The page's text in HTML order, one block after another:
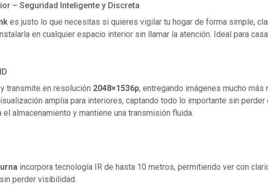
– Seguridad Inteligente y Discreta
es justo lo que necesitas si quieres vigilar tu hogar de forma simple,
en cualquier espacio interior sin llamar la atención. Ideal para
transmite en resolución 2048×1536p, entregando imágenes mucho más
amplia para interiores, captando todo lo importante sin perder
almacenamiento y mantiene una transmisión fluida.
incorpora tecnología IR de hasta 10 metros, permitiendo ver con
perder visibilidad.